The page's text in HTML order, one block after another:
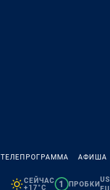
ТЕЛЕПРОГРАММА АФИША
СЕЙЧАС
+17°C
1 ПРОБКИ